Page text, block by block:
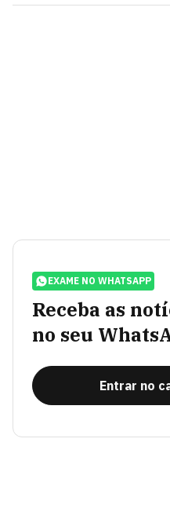
EXAME NO WHATSAPP
Receba as
no seu
Entrar no